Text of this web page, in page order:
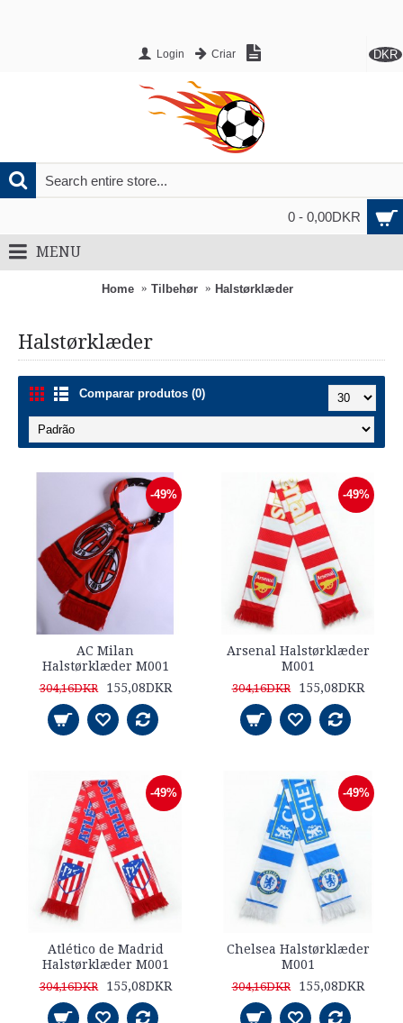
DKR
Login Criar
0 - 0,00DKR
MENU
Home Tilbehør Halstørklæder
Halstørklæder
Comparar produtos (0)
-49%
AC Milan
Halstørklæder M001
304,16DKR 155,08DKR
-49%
Arsenal Halstørklæder
M001
304,16DKR 155,08DKR
-49%
Atlético de Madrid
Halstørklæder M001
304,16DKR 155,08DKR
-49%
Chelsea Halstørklæder
M001
304,16DKR 155,08DKR